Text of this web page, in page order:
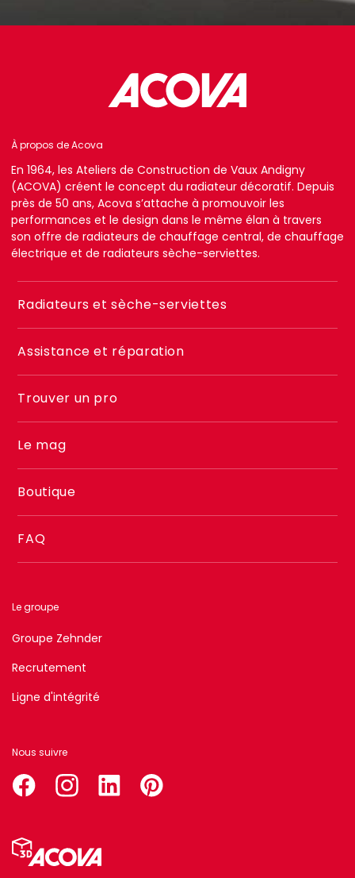
À propos de Acova
En 1964, les Ateliers de Construction de Vaux Andigny
(ACOVA) créent le concept du radiateur décoratif. Depuis
près de 50 ans, Acova s’attache à promouvoir les
performances et le design dans le même élan à travers
son offre de radiateurs de chauffage central, de chauffage
électrique et de radiateurs sèche-serviettes.
Menu
footer
2
Radiateurs et sèche-serviettes
Assistance et réparation
Trouver un pro
Le mag
Boutique
FAQ
Le groupe
Groupe Zehnder
Recrutement
Ligne d'intégrité
Nous suivre
facebookinstagramlinkedin pinterest
Menu